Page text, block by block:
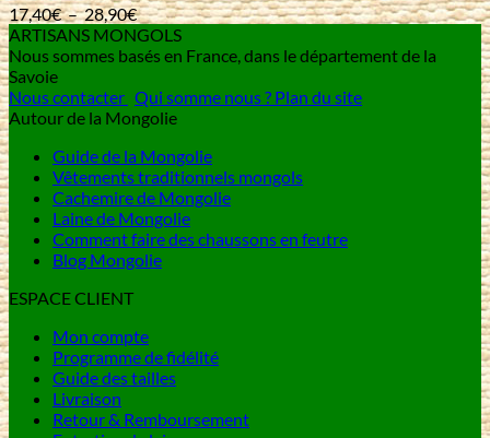
17,40€–28,90€Plage
de
prix :
à
28,90€
ARTISANS MONGOLS
Nous sommes basés en France, dans le département de la
Savoie
Nous contacter Qui somme nous ? Plan du site
Autour de la Mongolie
Guide de la Mongolie
Vêtements traditionnels mongols
Cachemire de Mongolie
Laine de Mongolie
Comment faire des chaussons en feutre
Blog Mongolie
ESPACE CLIENT
Mon compte
Programme de fidélité
Guide des tailles
Livraison
Retour & Remboursement